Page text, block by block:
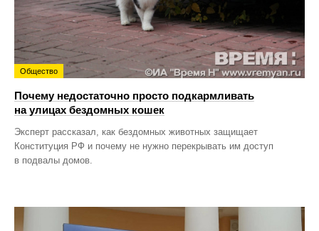
Общество
Почему недостаточно просто подкармливать
на улицах бездомных кошек
Эксперт рассказал, как бездомных животных защищает
Конституция РФ и почему не нужно перекрывать им доступ
в подвалы домов.